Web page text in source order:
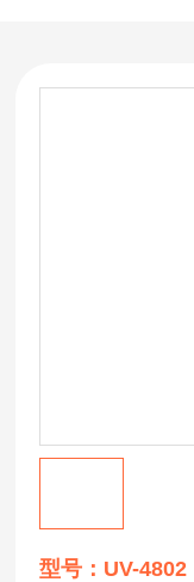
型号：UV-4802